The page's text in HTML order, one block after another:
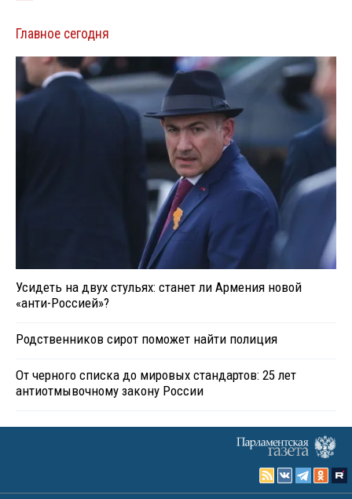
Главное сегодня
Усидеть на двух стульях: станет ли Армения новой
«анти-Россией»?
Родственников сирот поможет найти полиция
От черного списка до мировых стандартов: 25 лет
антиотмывочному закону России